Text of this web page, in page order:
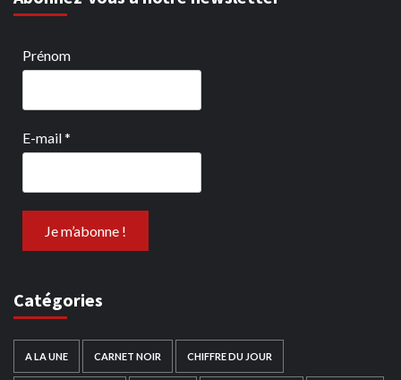
Prénom
E-mail*
Catégories
A LA UNE CARNET NOIR CHIFFRE DU JOUR